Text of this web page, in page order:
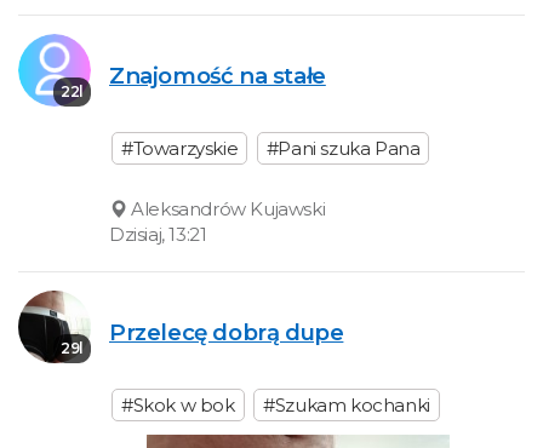
22l
Znajomość na stałe
#Towarzyskie #Pani szuka Pana
Aleksandrów Kujawski
Dzisiaj, 13:21
29l
Przelecę dobrą dupe
#Skok w bok #Szukam kochanki